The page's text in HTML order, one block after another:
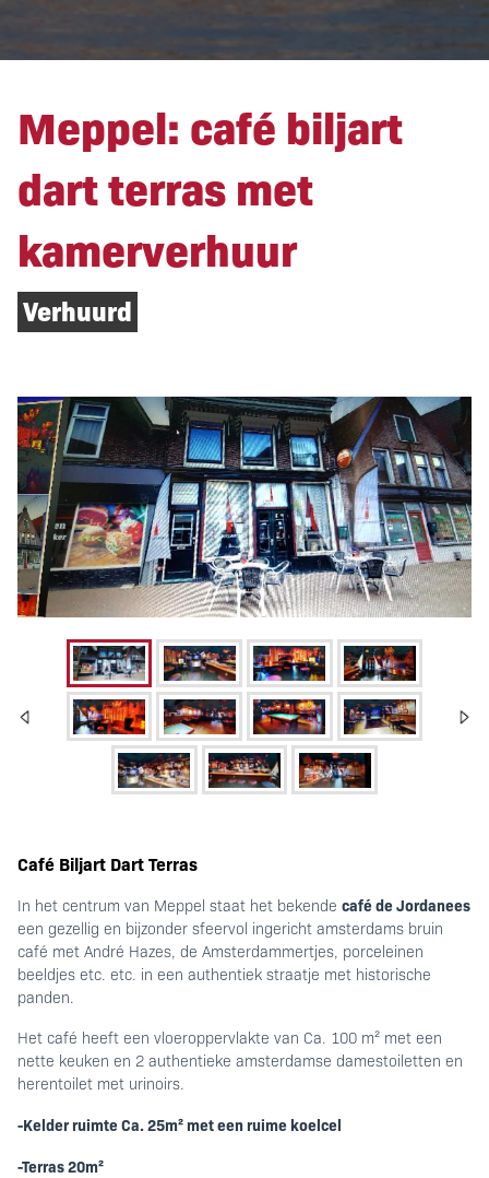
Meppel: café biljart
dart terras met
kamerverhuur
Verhuurd
Meppel: café biljart
dart terras met
kamerverhuur
Café Biljart Dart Terras
In het centrum van Meppel staat het bekende café deJordanees
een gezellig en bijzonder sfeervol ingericht amsterdams bruin
café met André Hazes, de Amsterdammertjes, porceleinen
beeldjes etc. etc. in een authentiek straatje met historische
panden.
Het café heeft een vloeroppervlakte van Ca. 100 m² met een
nette keuken en 2 authentieke amsterdamse damestoiletten en
herentoilet met urinoirs.
-Kelder ruimte Ca. 25m² met een ruime koelcel
-Terras 20m²